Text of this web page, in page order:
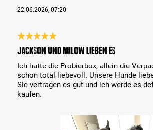
22.06.2026, 07:20
Bewertung mit 5 von 5 Sternen
Jackson und Milow lieben es
Ich hatte die Probierbox, allein die
schon total liebevoll. Unsere Hunde
Sie vertragen es gut und ich werde es
kaufen.
Bildergalerie überspringen